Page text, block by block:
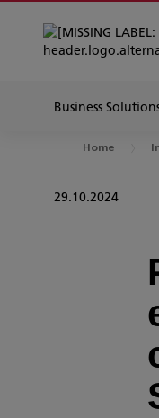
Business
Home
29.10.2024